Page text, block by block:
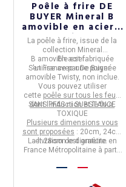
Poêle à frire DE
BUYER Mineral B
amovible en acier -
3 tailles
La poêle à frire, issue de la
collection Mineral
B amovibleest fabriquée
en FranceparDe Buyer.
Enacier.
S'utilise avec une poignée
amovible Twisty, non inclue.
Vous pouvez utiliser
cette poêle sur tous les feux,
dont l'induction et le four.
SANS PFAS ni SUBSTANCE
TOXIQUE
Plusieurs dimensions vous
sont proposées : 20cm, 24cm
et 28cm de diamètre.
La livraison est gratuite en
France Métropolitaine à partir